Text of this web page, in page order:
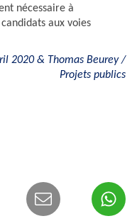
nécessaire à
aux voies
2020 & Thomas Beurey /
Projets publics